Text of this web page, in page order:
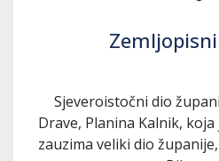
Sjeveroistočni dio
Drave, Planina Kalnik,
zauzima veliki dio